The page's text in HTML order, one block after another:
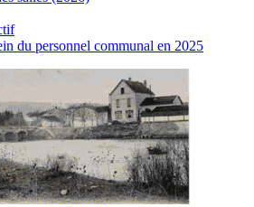
du personnel communal en 2025